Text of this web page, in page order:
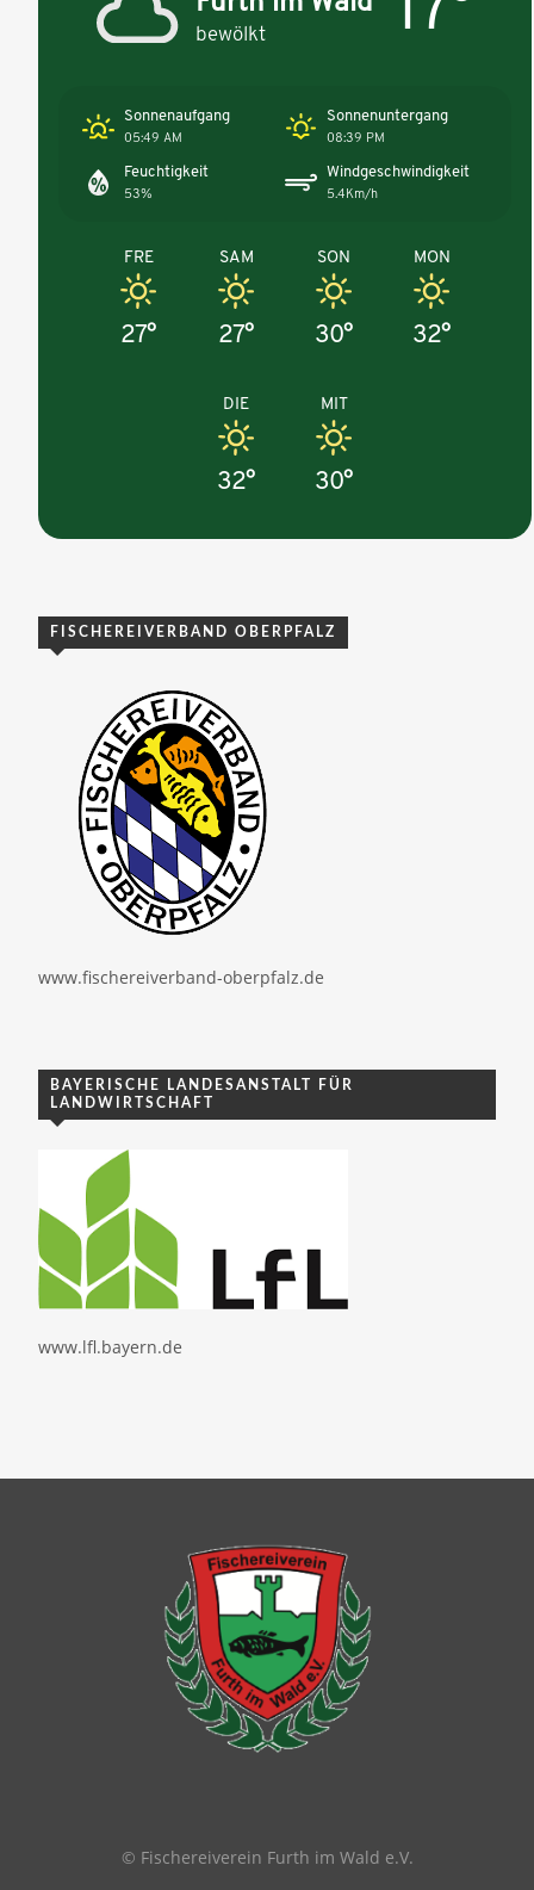
bewölkt
Sonnenaufgang
05:49 AM
Sonnenuntergang
08:39 PM
Feuchtigkeit
53%
Windgeschwindigkeit
5.4Km/h
FRE
27°
SAM
27°
SON
30°
MON
32°
DIE
32°
MIT
30°
FISCHEREIVERBAND OBERPFALZ
www.fischereiverband-oberpfalz.de
BAYERISCHE LANDESANSTALT FÜR
LANDWIRTSCHAFT
www.lfl.bayern.de
© Fischereiverein Furth im Wald e.V.